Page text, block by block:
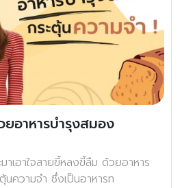
ยอาหารบำรุงสมอง
เอาใจสายขี้หลงขี้ลืม ด้วยอาหาร
ความจำ ซึ่งเป็นอาหารท